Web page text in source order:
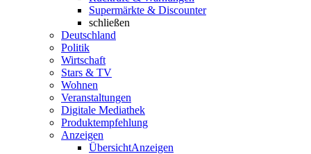
Supermärkte & Discounter
schließen
Deutschland
Politik
Wirtschaft
Stars & TV
Wohnen
Veranstaltungen
Digitale Mediathek
Produktempfehlung
Anzeigen
ÜbersichtAnzeigen